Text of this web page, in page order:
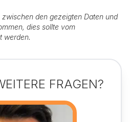
den gezeigten Daten und
dies sollte vom
werden.
FRAGEN?